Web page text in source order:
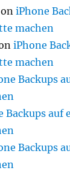
oniPhone
machen
iPhone
machen
Backups
Backups auf
Backups